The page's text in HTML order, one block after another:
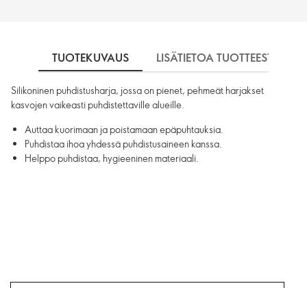
TUOTEKUVAUS LISÄTIETOA TUOTTEESTA
Silikoninen puhdistusharja, jossa on pienet, pehmeät harjakset
kasvojen vaikeasti puhdistettaville alueille.
Auttaa kuorimaan ja poistamaan epäpuhtauksia.
Puhdistaa ihoa yhdessä puhdistusaineen kanssa.
Helppo puhdistaa, hygieeninen materiaali.